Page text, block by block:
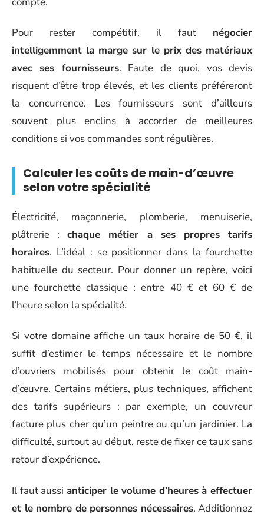
Pour rester compétitif, il faut négocier
intelligemment la marge sur le prix des matériaux
avec ses fournisseurs. Faute de quoi, vos devis
risquent d’être trop élevés, et les clients préféreront
la concurrence. Les fournisseurs sont d’ailleurs
souvent plus enclins à accorder de meilleures
conditions si vos commandes sont régulières.
Calculer les coûts de main-d’œuvre
selon votre spécialité
Électricité, maçonnerie, plomberie, menuiserie,
plâtrerie :chaque métier a ses propres tarifs
horaires. L’idéal : se positionner dans la fourchette
habituelle du secteur. Pour donner un repère, voici
une fourchette classique : entre 40 € et 60 € de
l’heure selon la spécialité.
Si votre domaine affiche un taux horaire de 50 €, il
suffit d’estimer le temps nécessaire et le nombre
d’ouvriers mobilisés pour obtenir le coût main-
d’œuvre. Certains métiers, plus techniques, affichent
des tarifs supérieurs : par exemple, un couvreur
facture plus cher qu’un peintre ou qu’un jardinier. La
difficulté, surtout au début, reste de fixer ce taux sans
retour d’expérience.
Il faut aussi anticiper le volume d’heures à effectuer
et le nombre de personnes nécessaires. Additionnez